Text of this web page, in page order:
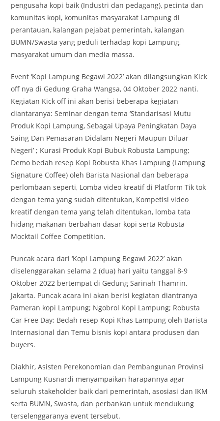
pengusaha kopi baik (Industri dan pedagang), pecinta dan
komunitas kopi, komunitas masyarakat Lampung di
perantauan, kalangan pejabat pemerintah, kalangan
BUMN/Swasta yang peduli terhadap kopi Lampung,
masyarakat umum dan media massa.
Event ‘Kopi Lampung Begawi 2022’ akan dilangsungkan Kick
off nya di Gedung Graha Wangsa, 04 Oktober 2022 nanti.
Kegiatan Kick off ini akan berisi beberapa kegiatan
diantaranya: Seminar dengan tema ‘Standarisasi Mutu
Produk Kopi Lampung, Sebagai Upaya Peningkatan Daya
Saing Dan Pemasaran Didalam Negeri Maupun Diluar
Negeri’ ; Kurasi Produk Kopi Bubuk Robusta Lampung;
Demo bedah resep Kopi Robusta Khas Lampung (Lampung
Signature Coffee) oleh Barista Nasional dan beberapa
perlombaan seperti, Lomba video kreatif di Platform Tik tok
dengan tema yang sudah ditentukan, Kompetisi video
kreatif dengan tema yang telah ditentukan, lomba tata
hidang makanan berbahan dasar kopi serta Robusta
Mocktail Coffee Competition.
Puncak acara dari ‘Kopi Lampung Begawi 2022’ akan
diselenggarakan selama 2 (dua) hari yaitu tanggal 8-9
Oktober 2022 bertempat di Gedung Sarinah Thamrin,
Jakarta. Puncak acara ini akan berisi kegiatan diantranya
Pameran kopi Lampung; Ngobrol Kopi Lampung; Robusta
Car Free Day; Bedah resep Kopi Khas Lampung oleh Barista
Internasional dan Temu bisnis kopi antara produsen dan
buyers.
Diakhir, Asisten Perekonomian dan Pembangunan Provinsi
Lampung Kusnardi menyampaikan harapannya agar
seluruh stakeholder baik dari pemerintah, asosiasi dan IKM
serta BUMN, Swasta, dan perbankan untuk mendukung
terselenggaranya event tersebut.